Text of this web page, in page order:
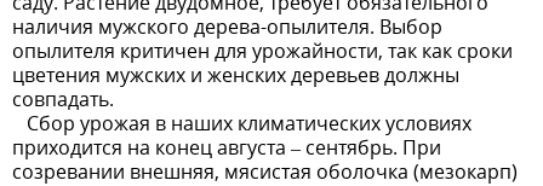
наличия мужского дерева-опылителя. Выбор
опылителя критичен для урожайности, так как сроки
цветения мужских и женских деревьев должны
совпадать.
Сбор урожая в наших климатических условиях
приходится на конец августа – сентябрь. При
созревании внешняя, мясистая оболочка (мезокарп)